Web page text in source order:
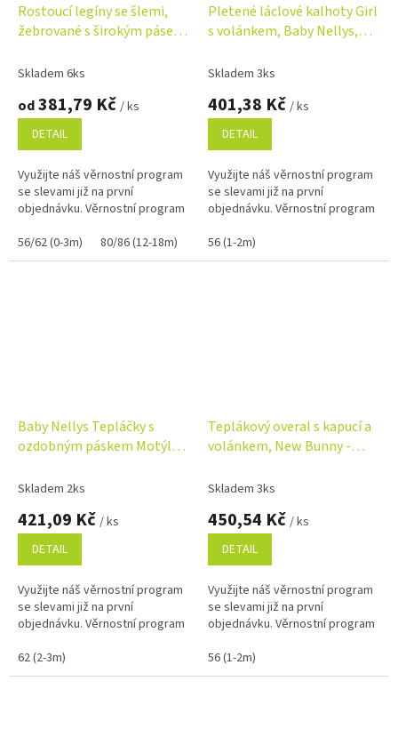
Rostoucí legíny se šlemi,
žebrované s širokým pásem
Skladem 6ks
od381,79 Kč / ks
DETAIL
Využijte náš věrnostní program
se slevami již na první
objednávku. Věrnostní program
56/62 (0-3m)
80/86 (12-18m)
Pletené láclové kalhoty Girl
s volánkem, Baby Nellys,
Skladem 3ks
401,38 Kč / ks
DETAIL
Využijte náš věrnostní program
se slevami již na první
objednávku. Věrnostní program
56 (1-2m)
Baby Nellys Tepláčky s
ozdobným páskem Motýlci -
Skladem 2ks
421,09 Kč / ks
DETAIL
Využijte náš věrnostní program
se slevami již na první
objednávku. Věrnostní program
62 (2-3m)
Teplákový overal s kapucí a
volánkem, New Bunny -
Skladem 3ks
450,54 Kč / ks
DETAIL
Využijte náš věrnostní program
se slevami již na první
objednávku. Věrnostní program
56 (1-2m)